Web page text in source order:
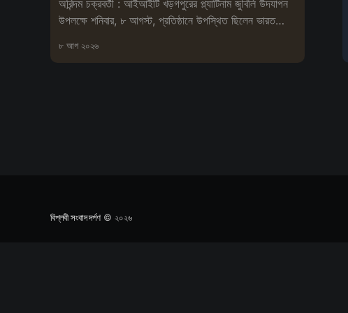
অরিন্দম চক্রবর্তী : আইআইটি খড়গপুরের প্ল্যাটিনাম জুবিলি উদযাপন
উপলক্ষে শনিবার, ৮ আগস্ট, প্রতিষ্ঠানে উপস্থিত ছিলেন ভারত
৮ আগ ২০২৬
বিপ্লবী সংবাদ দর্পণ© ২০২৬